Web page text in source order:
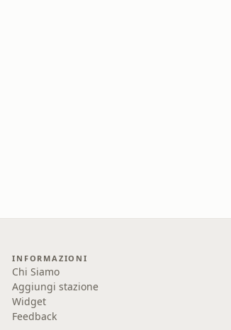
INFORMAZIONI
Chi Siamo
Aggiungi stazione
Widget
Feedback